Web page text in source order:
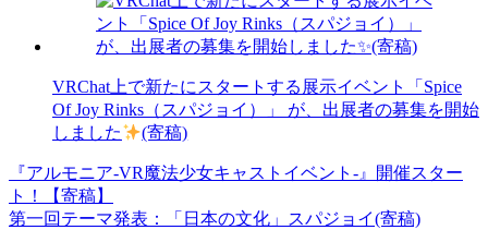
VRChat上で新たにスタートする展示イベント「Spice
Of Joy Rinks（スパジョイ）」 が、出展者の募集を開始
しました
(寄稿)
投
稿
『アルモニア-VR魔法少女キャストイベント-』開催スター
ト！【寄稿】
第一回テーマ発表：「日本の文化」スパジョイ(寄稿)